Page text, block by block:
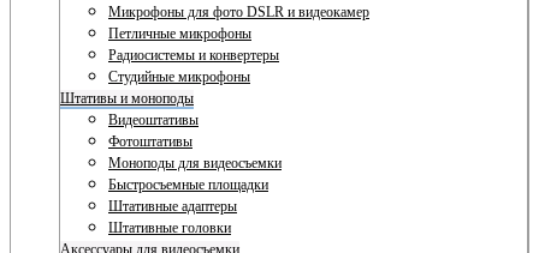
Микрофоны для фото DSLR и видеокамер
Петличные микрофоны
Радиосистемы и конвертеры
Студийные микрофоны
Штативы и моноподы
Видеоштативы
Фотоштативы
Моноподы для видеосъемки
Быстросъемные площадки
Штативные адаптеры
Штативные головки
Аксессуары для видеосъемки